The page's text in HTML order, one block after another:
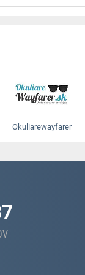
Okuliarewayfarer